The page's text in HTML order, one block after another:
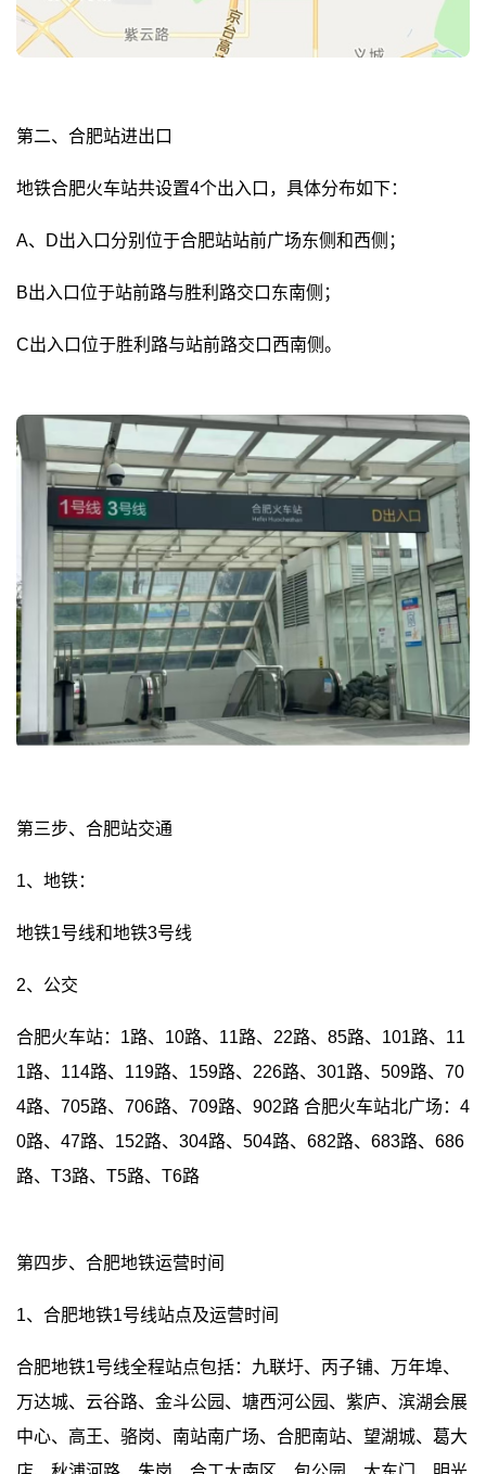
第二、合肥站进出口
地铁合肥火车站共设置4个出入口，具体分布如下：
A、D出入口分别位于合肥站站前广场东侧和西侧；
B出入口位于站前路与胜利路交口东南侧；
C出入口位于胜利路与站前路交口西南侧。
第三步、合肥站交通
1、地铁：
地铁1号线和地铁3号线
2、公交
合肥火车站：1路、10路、11路、22路、85路、101路、11
1路、114路、119路、159路、226路、301路、509路、70
4路、705路、706路、709路、902路 合肥火车站北广场：4
0路、47路、152路、304路、504路、682路、683路、686
路、T3路、T5路、T6路
第四步、合肥地铁运营时间
1、合肥地铁1号线站点及运营时间
合肥地铁1号线全程站点包括：九联圩、丙子铺、万年埠、
万达城、云谷路、金斗公园、塘西河公园、紫庐、滨湖会展
中心、高王、骆岗、南站南广场、合肥南站、望湖城、葛大